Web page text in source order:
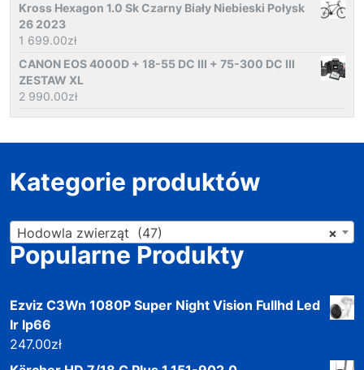
Kross Hexagon 1.0 Sk Czarny Biały Niebieski Połysk
26 2023
1 699.00zł
CANON EOS 4000D + 18-55 DC III + 75-300 DC III
ZESTAW XL
2 990.00zł
Kategorie produktów
×
Hodowla zwierząt (47)
Popularne Produkty
Ezviz C3Wn 1080P Super Night Vision Fullhd Led
Ir Ip66
247.00zł